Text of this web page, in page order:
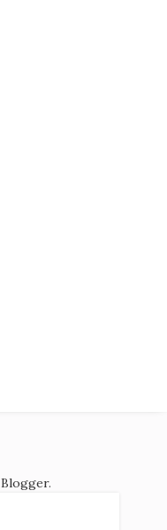
Blogger.